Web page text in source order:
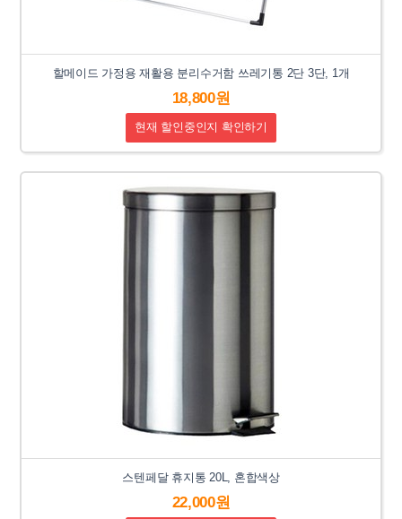
할메이드 가정용 재활용 분리수거함 쓰레기통 2단 3단, 1개
18,800원
현재 할인중인지 확인하기
스텐페달 휴지통 20L, 혼합색상
22,000원